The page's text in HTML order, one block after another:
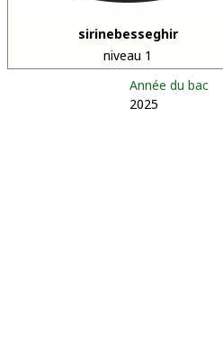
sirinebesseghir
niveau 1
Année du bac
2025